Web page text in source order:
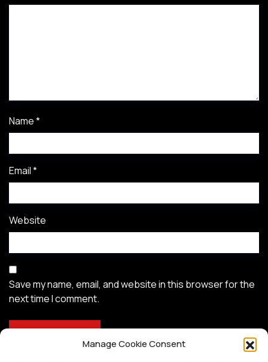
Manage Cookie Consent
Name*
Email*
Website
Save my name, email, and website in this browser for the
next time I comment.